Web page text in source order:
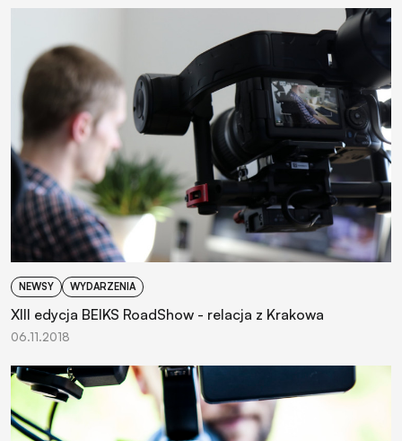
NEWSY WYDARZENIA
XIII edycja BEIKS RoadShow - relacja z Krakowa
06.11.2018